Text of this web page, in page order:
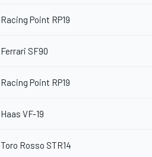
Racing Point RP19
Ferrari SF90
Racing Point RP19
Haas VF-19
Toro Rosso STR14